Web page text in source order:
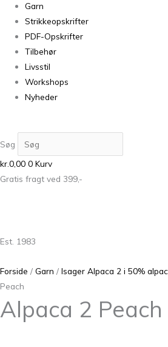
Garn
Strikkeopskrifter
PDF-Opskrifter
Tilbehør
Livsstil
Workshops
Nyheder
Søg
kr.0,00 0 Kurv
Gratis fragt ved 399,-
Est. 1983
Forside / Garn / Isager Alpaca 2 i 50%
Peach
Alpaca 2 Peach